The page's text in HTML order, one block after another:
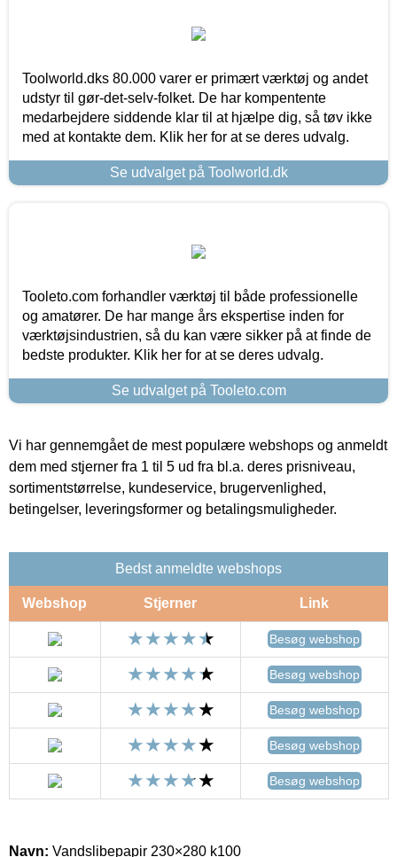
Toolworld.dks 80.000 varer er primært værktøj og andet
udstyr til gør-det-selv-folket. De har kompentente
medarbejdere siddende klar til at hjælpe dig, så tøv ikke
med at kontakte dem. Klik her for at se deres udvalg.
Se udvalget på Toolworld.dk
Tooleto.com forhandler værktøj til både professionelle
og amatører. De har mange års ekspertise inden for
værktøjsindustrien, så du kan være sikker på at finde de
bedste produkter. Klik her for at se deres udvalg.
Se udvalget på Tooleto.com
Vi har gennemgået de mest populære webshops og anmeldt
dem med stjerner fra 1 til 5 ud fra bl.a. deres prisniveau,
sortimentstørrelse, kundeservice, brugervenlighed,
betingelser, leveringsformer og betalingsmuligheder.
Bedst anmeldte webshops
Webshop Stjerner Link
Besøg webshop
Besøg webshop
Besøg webshop
Besøg webshop
Besøg webshop
Navn: Vandslibepapir 230×280 k100